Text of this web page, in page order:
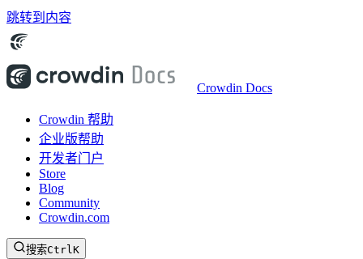
跳转到内容
Crowdin Docs
Crowdin 帮助
企业版帮助
开发者门户
Store
Blog
Community
Crowdin.com
搜索CtrlK